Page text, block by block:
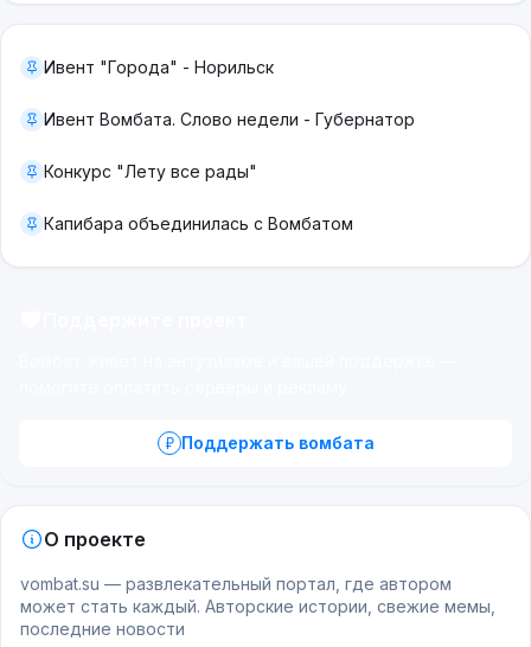
Ивент "Города" - Норильск
Ивент Вомбата. Слово недели - Губернатор
Конкурс "Лету все рады"
Капибара объединилась с Вомбатом
Поддержать вомбата
О проекте
vombat.su — развлекательный портал, где автором
может стать каждый. Авторские истории, свежие мемы,
последние новости